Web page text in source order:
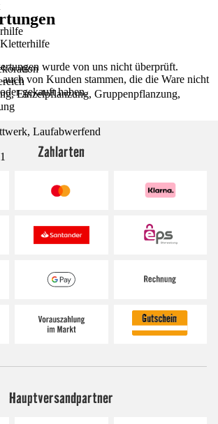
Einzelpflanzung, Gruppenpflanzung,
Laufabwerfend
wurde von uns nicht überprüft.
von Kunden stammen, die die Ware nicht
gekauft haben.
Zahlarten
Hauptversandpartner